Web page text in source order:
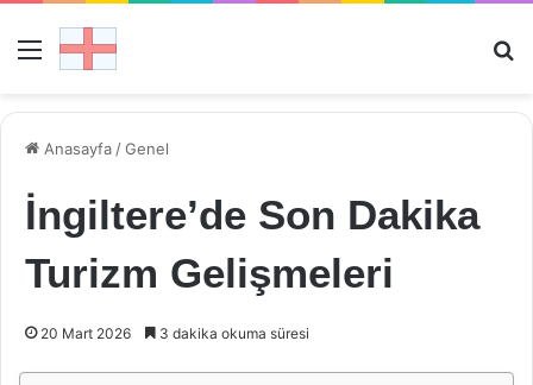
Menü
Anasayfa /Genel
İngiltere’de Son Dakika
Turizm Gelişmeleri
20 Mart 2026 3 dakika okuma süresi